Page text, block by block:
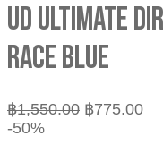
UD ULTIMATE
RACE BLUE
฿1,550.00 ฿775.00
-50%